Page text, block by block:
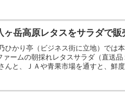
ヶ岳高原レタスをサラダで販
かり亭（ビジネス街に立地）では
ームの朝採れレタスサラダ（直送
と、ＪＡや青果市場を通すと、鮮度